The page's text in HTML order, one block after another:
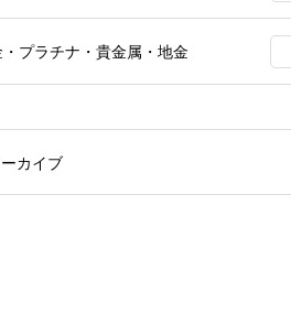
・プラチナ・貴金属・地金
カイブ